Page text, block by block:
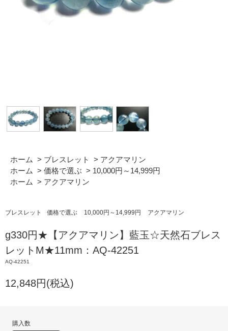
ホーム > ブレスレット > アクアマリン
ホーム > 価格で選ぶ > 10,000円～14,999円
ホーム > アクアマリン
ブレスレット 価格で選ぶ 10,000円～14,999円 アクアマリン
g330円★【アクアマリン】藍玉☆天然石ブレス
レットM★11mm：AQ-42251
AQ-42251
12,848円(税込)
購入数